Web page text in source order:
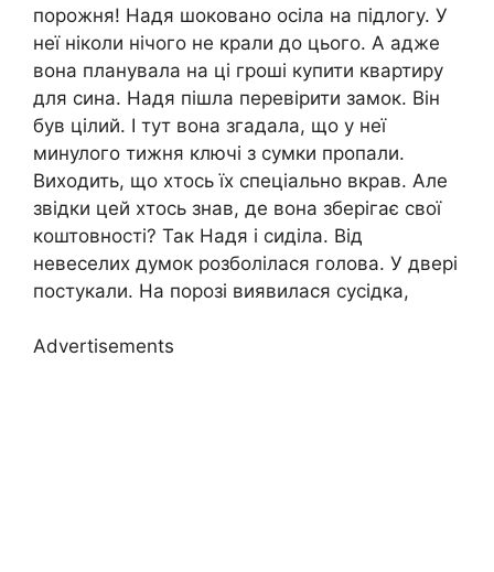
порожня! Надя шоковано осіла на підлогу. У
неї ніколи нічого не крали до цього. А адже
вона планувала на ці гроші купити квартиру
для сина. Надя пішла перевірити замок. Він
був цілий. І тут вона згадала, що у неї
минулого тижня ключі з сумки пропали.
Виходить, що хтось їх спеціально вкрав. Але
звідки цей хтось знав, де вона зберігає свої
коштовності? Так Надя і сиділа. Від
невеселих думок розболілася голова. У двері
постукали. На порозі виявилася сусідка,
Advertisements